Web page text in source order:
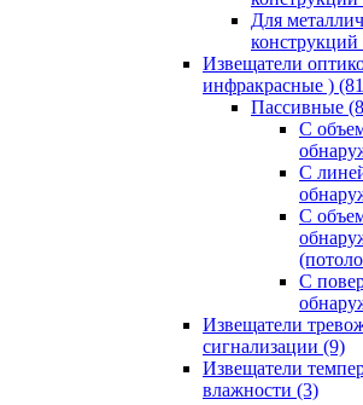
Для
конструкций
Извещатели
инфракрасные )
Пассивные
С
С
С
С
Извещатели
сигнализации (9)
Извещатели
влажности (3)